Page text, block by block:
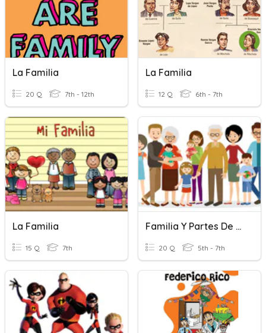
La Familia
20 Q 7th - 12th
La Familia
12 Q 6th - 7th
La Familia
15 Q 7th
Familia Y Partes De La Casa
20 Q 5th - 7th